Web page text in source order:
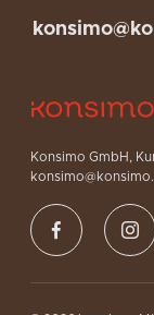
Konsimo GmbH,